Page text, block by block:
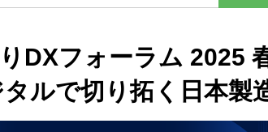
DXフォーラム 2025
ルで切り拓く日本製